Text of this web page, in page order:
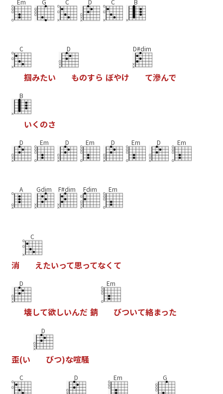
Em G C D C B
C
掴みたい
D
ものすら ぼやけ
D#dim
て滲んで
B
いく のさ
D Em D Em D Em D Em
A Gdim F#dim Fdim Em
消
C
えたいって思ってなく て
D
壊して欲しいんだ 錆
Em
びついて絡まった
歪(い
D
びつ)な喧騒
C D Em G